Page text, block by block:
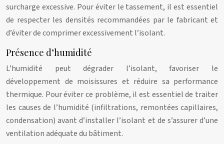
surcharge excessive. Pour éviter le tassement, il est essentiel
de respecter les densités recommandées par le fabricant et
d’éviter de comprimer excessivement l’isolant.
Présence d’humidité
L’humidité peut dégrader l’isolant, favoriser le
développement de moisissures et réduire sa performance
thermique. Pour éviter ce problème, il est essentiel de traiter
les causes de l’humidité (infiltrations, remontées capillaires,
condensation) avant d’installer l’isolant et de s’assurer d’une
ventilation adéquate du bâtiment.